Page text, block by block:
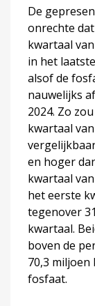
De
onrechte
kwartaal
in het
alsof de
nauwelijks
2024. Zo
kwartaal
en hoger
kwartaal
het eerste
tegenover
kwartaal.
boven de
70,3
fosfaat.